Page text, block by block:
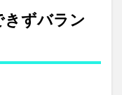
ずバラン